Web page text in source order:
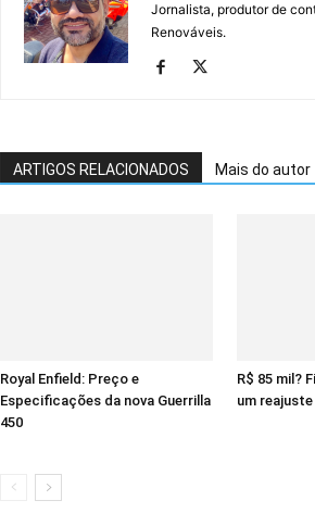
Jornalista, produtor de
Renováveis.
ARTIGOS RELACIONADOS Mais do autor
Royal Enfield: Preço e
Especificações da nova Guerrilla
450
R$ 85 mil?
um